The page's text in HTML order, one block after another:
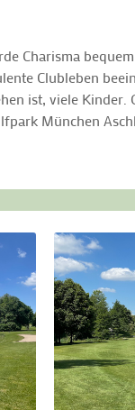
Charisma
Clubleben
ist, viele
München